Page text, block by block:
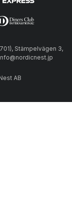
Stämpelvägen 3,
AB